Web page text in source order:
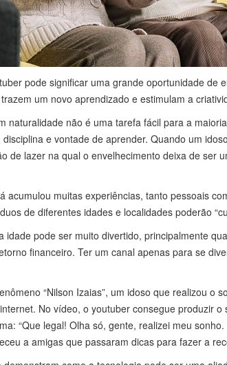
pode significar uma grande oportunidade de
um novo aprendizado e estimulam a
naturalidade não é uma tarefa fácil para a
e vontade de aprender. Quando um
de lazer na qual o envelhecimento deixa de ser
acumulou muitas experiências, tanto pessoais
de diferentes idades e localidades poderão
idade pode ser muito divertido, principalmente
financeiro. Ter um canal apenas para se
“Nilson Izaias”, um idoso que realizou o
No vídeo, o youtuber consegue produzir
“Que legal! Olha só, gente, realizei meu
a amigas que passaram dicas para fazer a